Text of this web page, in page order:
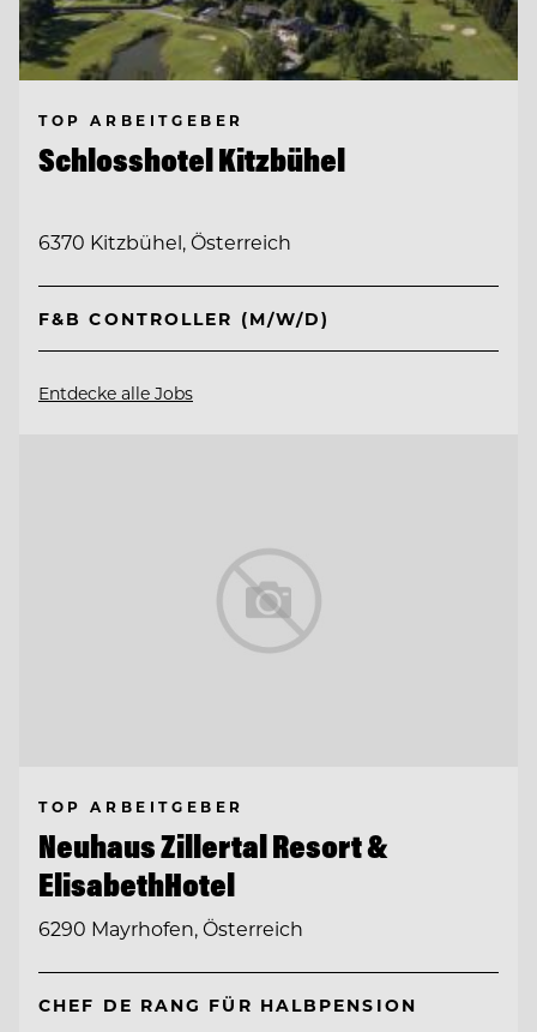
TOP ARBEITGEBER
Schlosshotel Kitzbühel
6370 Kitzbühel, Österreich
F&B CONTROLLER (M/W/D)
Entdecke alle Jobs
TOP ARBEITGEBER
Neuhaus Zillertal Resort &
ElisabethHotel
6290 Mayrhofen, Österreich
CHEF DE RANG FÜR HALBPENSION